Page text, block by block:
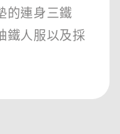
的連身三鐵
鐵人服以及採